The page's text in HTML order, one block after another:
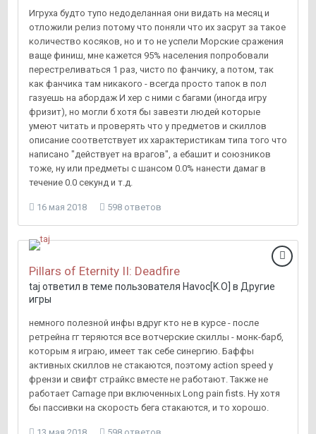
Игруха будто тупо недоделанная они видать на месяц и
отложили релиз потому что поняли что их засрут за такое
количество косяков, но и то не успели Морские сражения
ваще финиш, мне кажется 95% населения попробовали
перестреливаться 1 раз, чисто по фанчику, а потом, так
как фанчика там никакого - всегда просто тапок в пол
газуешь на абордаж И хер с ними с багами (иногда игру
фризит), но могли б хотя бы завезти людей которые
умеют читать и проверять что у предметов и скиллов
описание соответствует их характеристикам типа того что
написано "действует на врагов", а ебашит и союзников
тоже, ну или предметы с шансом 0.0% нанести дамаг в
течение 0.0 секунд и т.д.
16 мая 2018 598 ответов
Pillars of Eternity II: Deadfire
taj ответил в теме пользователя Havoc[K.O] в Другие
игры
немного полезной инфы вдруг кто не в курсе - после
ретрейна гг теряются все вотчерские скиллы - монк-барб,
которым я играю, имеет так себе синергию. Баффы
активных скиллов не стакаются, поэтому action speed у
френзи и свифт страйкс вместе не работают. Также не
работает Carnage при включенных Long pain fists. Ну хотя
бы пассивки на скорость бега стакаются, и то хорошо.